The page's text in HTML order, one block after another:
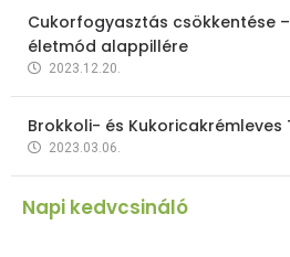
Cukorfogyasztás csökkentése
életmód alappillére
2023.12.20.
Brokkoli- és Kukoricakrémleves
2023.03.06.
Napi kedvcsináló